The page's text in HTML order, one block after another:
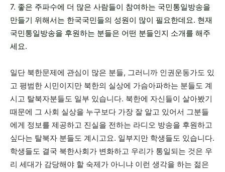
7. 좋은 주파수에 더 많은 사람들이 참여하는 국민통일방송을
만들기 위해서는 한국국민들의 성원이 많이 필요한데요. 현재
국민통일방송을 후원하는 분들은 어떤 분들인지 소개를 해주
세요.
일단 북한문제에 관심이 많은 분들, 그러니까 인권운동가도 있
고 평범한 시민이지만 북한의 실상에 가슴아파하는 분들도 계
시고 탈북자분들도 일부 있습니다. 북한에 자신들이 살아봤기
때문에 그 사회 실상을 누구보다 가장 잘 알고 있어서 그분들
에게 정보를 제공하고 진실을 전하는 라디오 방송을 후원하고
싶다는 탈북자 분들도 계시고요. 일부지만 학생들도 있습니다.
학생들도 결국 북한사회가 변화하고 우리가 통일되는 것은 우
리 세대가 감당해야 할 숙제가 아니냐 이런 생각을 하는 젊은